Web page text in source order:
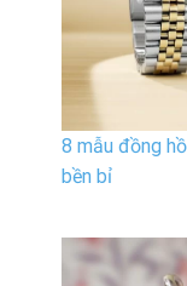
8 mẫu đồng
bền bỉ